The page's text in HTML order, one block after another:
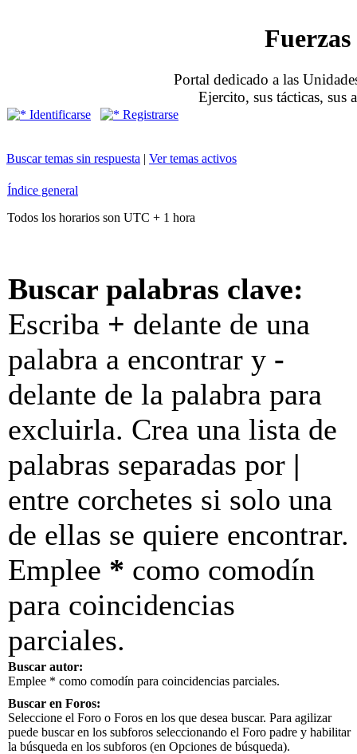
Portal dedicado a las
Ejercito, sus tácticas, sus
Identificarse Registrarse
Buscar temas sin respuesta | Ver temas activos
Índice general
Todos los horarios son UTC + 1 hora
Buscar palabras clave:
Escriba + delante de una
palabra a encontrar y -
delante de la palabra para
excluirla. Crea una lista de
palabras separadas por |
entre corchetes si solo una
de ellas se quiere encontrar.
Emplee * como comodín
para coincidencias
parciales.
Buscar autor:
Emplee * como comodín para coincidencias parciales.
Buscar en Foros:
Seleccione el Foro o Foros en los que desea buscar. Para agilizar
puede buscar en los subforos seleccionando el Foro padre y habilitar
la búsqueda en los subforos (en Opciones de búsqueda).